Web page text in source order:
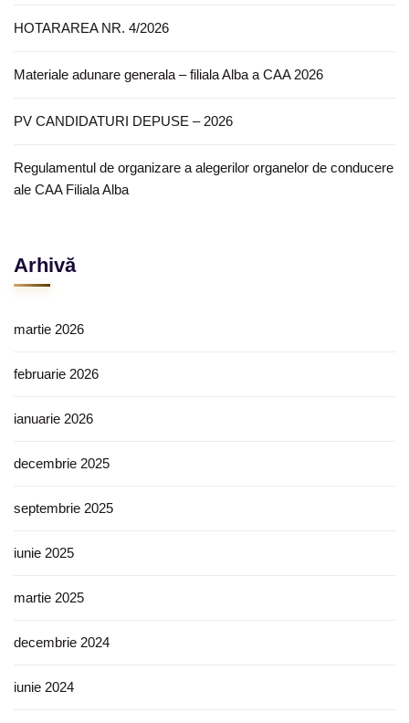
HOTARAREA NR. 4/2026
Materiale adunare generala – filiala Alba a CAA 2026
PV CANDIDATURI DEPUSE – 2026
Regulamentul de organizare a alegerilor organelor de conducere
ale CAA Filiala Alba
Arhivă
martie 2026
februarie 2026
ianuarie 2026
decembrie 2025
septembrie 2025
iunie 2025
martie 2025
decembrie 2024
iunie 2024